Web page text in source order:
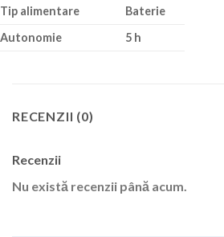
Tip alimentare
Baterie
Autonomie
5 h
RECENZII (0)
Recenzii
Nu există recenzii până acum.